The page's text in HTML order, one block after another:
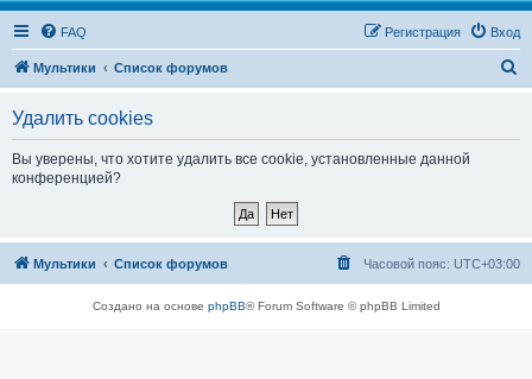
FAQ Вход
Регистрация
Мультики Список форумов
Удалить cookies
Вы уверены, что хотите удалить все cookie, установленные данной
конференцией?
Мультики Список форумов Часовой пояс: UTC+03:00
Создано на основе phpBB® Forum Software © phpBB Limited